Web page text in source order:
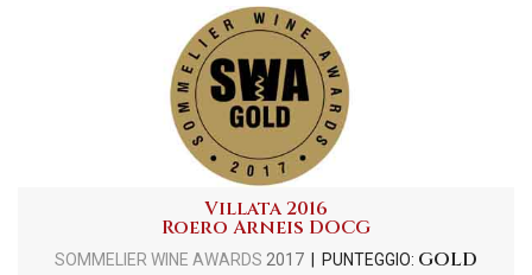
Villata 2016
Roero Arneis DOCG
SOMMELIER WINE AWARDS 2017 | PUNTEGGIO: GOLD